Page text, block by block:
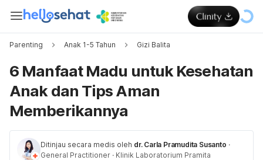
Parenting Anak 1-5 Tahun Gizi Balita
6 Manfaat Madu untuk Kesehatan
Anak dan Tips Aman
Memberikannya
Ditinjau secara medis oleh dr. Carla Pramudita Susanto ·
General Practitioner · Klinik Laboratorium Pramita